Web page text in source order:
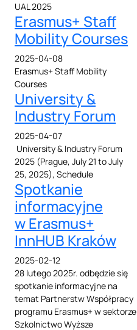
UAL 2025
Erasmus+ Staff
Mobility Courses
2025-04-08
Erasmus+ Staff Mobility
Courses
University &
Industry Forum
2025-04-07
University & Industry Forum
2025 (Prague, July 21 to July
25, 2025), Schedule
Spotkanie
informacyjne
w Erasmus+
InnHUB Kraków
2025-02-12
28 lutego 2025r. odbędzie się
spotkanie informacyjne na
temat Partnerstw Współpracy
programu Erasmus+ w sektorze
Szkolnictwo Wyższe